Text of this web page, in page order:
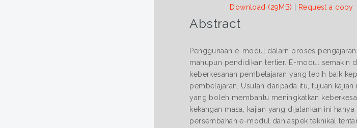
Download (29MB) | Request a copy
Abstract
Penggunaan e-modul dalarn proses
mahupun pendidikan tertier. E-modul semakin
keberkesanan pembelajaran yang lebih baik
pembelajaran. Usulan daripada itu, tujuan
yang boleh membantu meningkatkan
kekangan masa, kajian yang dijalankan ini
persembahan e-modul dan aspek teknikal